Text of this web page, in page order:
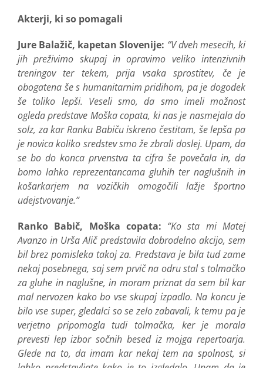
Akterji, ki so pomagali
Jure Balažič, kapetan Slovenije: “V dveh mesecih, ki
jih preživimo skupaj in opravimo veliko intenzivnih
treningov ter tekem, prija vsaka sprostitev, če je
obogatena še s humanitarnim pridihom, pa je dogodek
še toliko lepši. Veseli smo, da smo imeli možnost
ogleda predstave Moška copata, ki nas je nasmejala do
solz, za kar Ranku Babiču iskreno čestitam, še lepša pa
je novica koliko sredstev smo že zbrali doslej. Upam, da
se bo do konca prvenstva ta cifra še povečala in, da
bomo lahko reprezentancama gluhih ter naglušnih in
košarkarjem na vozičkih omogočili lažje športno
udejstvovanje.”
Ranko Babič, Moška copata: “Ko sta mi Matej
Avanzo in Urša Alič predstavila dobrodelno akcijo, sem
bil brez pomisleka takoj za. Predstava je bila tud zame
nekaj posebnega, saj sem prvič na odru stal s tolmačko
za gluhe in naglušne, in moram priznat da sem bil kar
mal nervozen kako bo vse skupaj izpadlo. Na koncu je
bilo vse super, gledalci so se zelo zabavali, k temu pa je
verjetno pripomogla tudi tolmačka, ker je morala
prevesti lep izbor sočnih besed iz mojga repertoarja.
Glede na to, da imam kar nekaj tem na spolnost, si